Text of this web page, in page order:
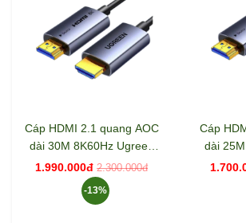
Cáp HDMI 2.1 quang AOC
dài 30M 8K60Hz Ugreen
55508 HD183
1.990.000đ 2.300.000đ
-13%
Cáp
dài 25M